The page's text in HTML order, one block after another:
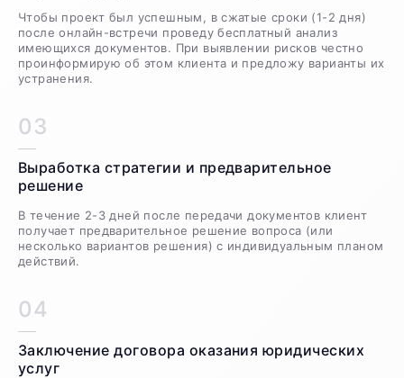
Чтобы проект был успешным, в сжатые сроки (1-2 дня)
после онлайн-встречи проведу бесплатный анализ
имеющихся документов. При выявлении рисков честно
проинформирую об этом клиента и предложу варианты их
устранения.
03
Выработка стратегии и предварительное
решение
В течение 2-3 дней после передачи документов клиент
получает предварительное решение вопроса (или
несколько вариантов решения) с индивидуальным планом
действий.
04
Заключение договора оказания юридических
услуг